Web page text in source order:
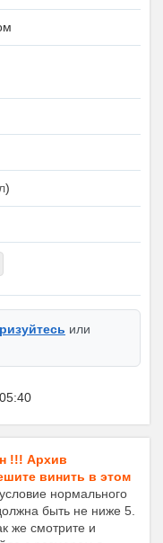
)
или
!!! Архив
винить в этом
нормального
быть не ниже 5.
же смотрите и